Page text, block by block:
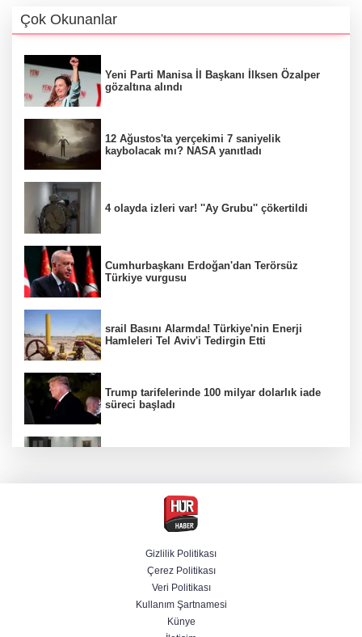
Çok Okunanlar
Yeni Parti Manisa İl Başkanı İlksen Özalper
gözaltına alındı
12 Ağustos'ta yerçekimi 7 saniyelik
kaybolacak mı? NASA yanıtladı
4 olayda izleri var! ''Ay Grubu'' çökertildi
Cumhurbaşkanı Erdoğan'dan Terörsüz
Türkiye vurgusu
srail Basını Alarmda! Türkiye'nin Enerji
Hamleleri Tel Aviv'i Tedirgin Etti
Trump tarifelerinde 100 milyar dolarlık iade
süreci başladı
FETÖ'nün suikast timindeki terörist Burkay
Karatepe tutuklandı
Üsküdar'daki başkan vekilliği seçimine AK
Parti'den itiraz
Gizlilik Politikası
Çerez Politikası
Veri Politikası
Kullanım Şartnamesi
Künye